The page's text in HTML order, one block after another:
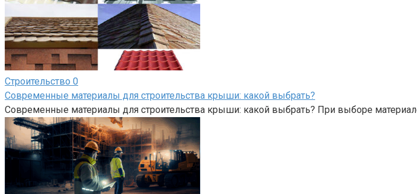
Строительство 0
Современные материалы для строительства крыши: какой выбрать?
Современные материалы для строительства крыши: какой выбрать? При выборе